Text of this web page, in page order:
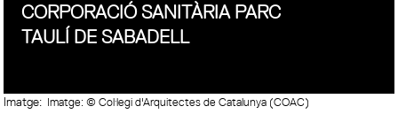
CORPORACIÓ SANITÀRIA PARC
TAULÍ DE SABADELL
Imatge: Imatge: © Col·legi d'Arquitectes de Catalunya (COAC)